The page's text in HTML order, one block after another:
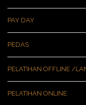
PAY DAY
PEDAS
PELATIHAN OFFLINE /
PELATIHAN ONLINE